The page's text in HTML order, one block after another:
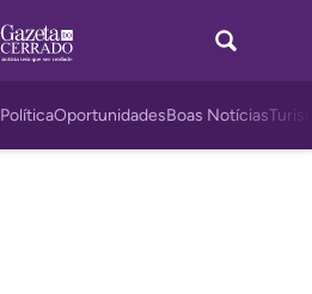
PolíticaOportunidadesBoas Notícias